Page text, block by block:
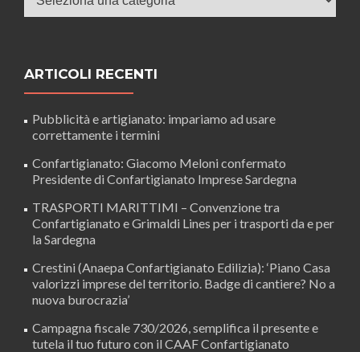
ARTICOLI RECENTI
Pubblicità e artigianato: impariamo ad usare
correttamente i termini
Confartigianato: Giacomo Meloni confermato
Presidente di Confartigianato Imprese Sardegna
TRASPORTI MARITTIMI – Convenzione tra
Confartigianato e Grimaldi Lines per i trasporti da e per
la Sardegna
Crestini (Anaepa Confartigianato Edilizia): ‘Piano Casa
valorizzi imprese del territorio. Badge di cantiere? No a
nuova burocrazia’
Campagna fiscale 730/2026, semplifica il presente e
tutela il tuo futuro con il CAAF Confartigianato